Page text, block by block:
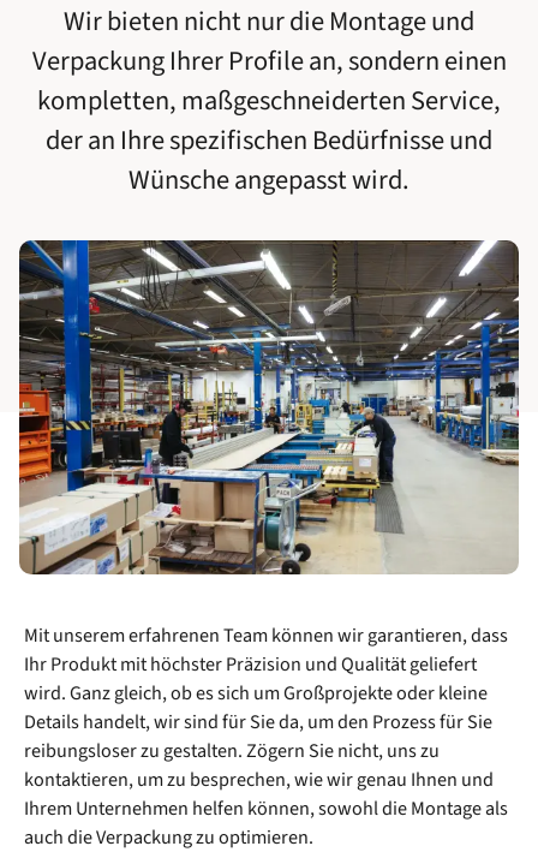
Wir bieten nicht nur die Montage und
Verpackung Ihrer Profile an, sondern einen
kompletten, maßgeschneiderten Service,
der an Ihre spezifischen Bedürfnisse und
Wünsche angepasst wird.
Mit unserem erfahrenen Team können wir garantieren, dass
Ihr Produkt mit höchster Präzision und Qualität geliefert
wird. Ganz gleich, ob es sich um Großprojekte oder kleine
Details handelt, wir sind für Sie da, um den Prozess für Sie
reibungsloser zu gestalten. Zögern Sie nicht, uns zu
kontaktieren, um zu besprechen, wie wir genau Ihnen und
Ihrem Unternehmen helfen können, sowohl die Montage als
auch die Verpackung zu optimieren.